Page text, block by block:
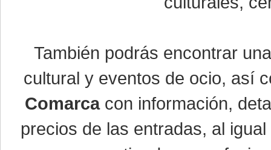
También podrás encontrar
cultural y eventos de ocio, así
Comarcacon información,
precios de las entradas, al